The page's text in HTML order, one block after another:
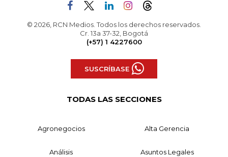
© 2026, RCN Medios. Todos los derechos reservados.
Cr. 13a 37-32, Bogotá
(+57) 1 4227600
SUSCRÍBASE
TODAS LAS SECCIONES
Agronegocios Alta Gerencia
Análisis Asuntos Legales